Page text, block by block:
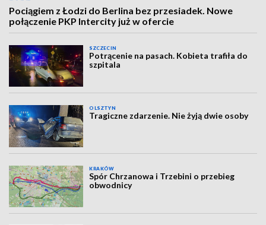
Pociągiem z Łodzi do Berlina bez przesiadek. Nowe
połączenie PKP Intercity już w ofercie
SZCZECIN
Potrącenie na pasach. Kobieta trafiła do
szpitala
OLSZTYN
Tragiczne zdarzenie. Nie żyją dwie osoby
KRAKÓW
Spór Chrzanowa i Trzebini o przebieg
obwodnicy